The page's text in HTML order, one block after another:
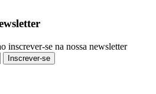
inscrever-se na nossa newsletter
Inscrever-se